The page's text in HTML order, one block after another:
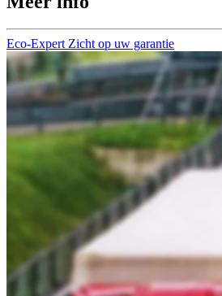
Eco-Expert Zicht op uw garantie